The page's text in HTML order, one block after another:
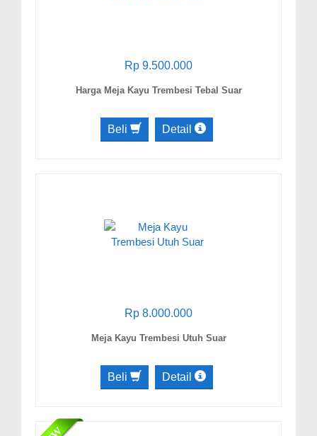
Rp 9.500.000
Harga Meja Kayu Trembesi Tebal Suar
Beli Detail
Rp 8.000.000
Meja Kayu Trembesi Utuh Suar
Beli Detail